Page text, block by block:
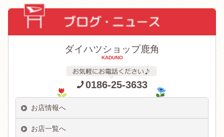
ダイハツショップ鹿角
KADUNO
0186-25-3633
お店情報へ
お店一覧へ